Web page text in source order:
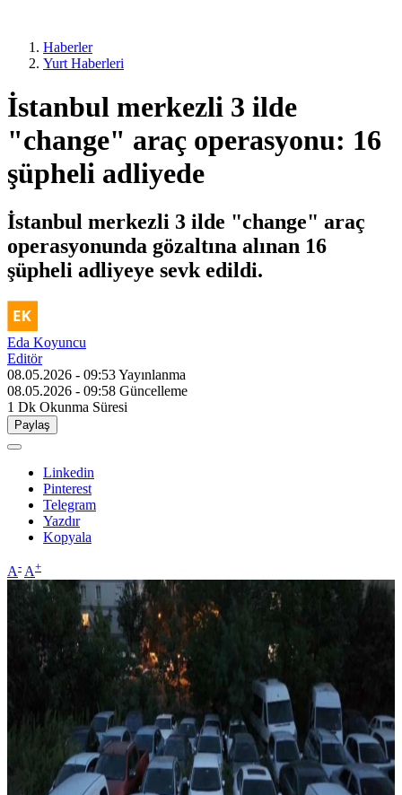
Haberler
Yurt Haberleri
İstanbul merkezli 3 ilde
"change" araç operasyonu: 16
şüpheli adliyede
İstanbul merkezli 3 ilde "change" araç
operasyonunda gözaltına alınan 16
şüpheli adliyeye sevk edildi.
Eda Koyuncu
Editör
08.05.2026 - 09:53Yayınlanma
08.05.2026 - 09:58 Güncelleme
1 Dk Okunma Süresi
Paylaş
Linkedin
Pinterest
Telegram
Yazdır
Kopyala
A- A+